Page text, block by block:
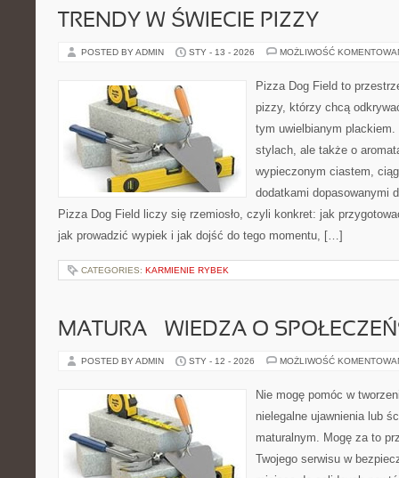
TRENDY W ŚWIECIE PIZZY
POSTED BY ADMIN STY - 13 - 2026 MOŻLIWOŚĆ
Pizza Dog Field to
pizzy, którzy chcą
tym uwielbianym
stylach, ale także o
wypieczonym ciastem,
dodatkami dopasowanymi
Pizza Dog Field liczy się rzemiosło, czyli konkret: jak
jak prowadzić wypiek i jak dojść do tego momentu, […]
CATEGORIES: KARMIENIE RYBEK
MATURA – WIEDZA O
POSTED BY ADMIN STY - 12 - 2026 MOŻLIWOŚĆ
Nie mogę pomóc w
nielegalne ujawnienia lub
maturalnym. Mogę za to
Twojego serwisu w